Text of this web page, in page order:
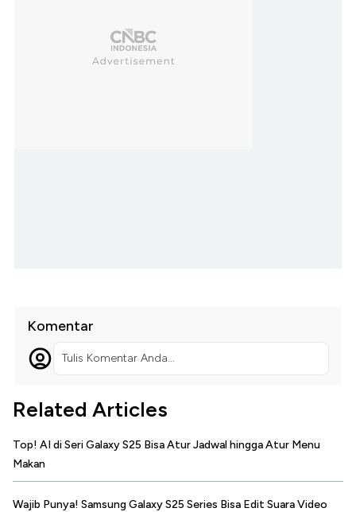
Komentar
Tulis Komentar Anda...
Related Articles
Top! AI di Seri Galaxy S25 Bisa Atur Jadwal hingga Atur Menu
Makan
Wajib Punya! Samsung Galaxy S25 Series Bisa Edit Suara Video